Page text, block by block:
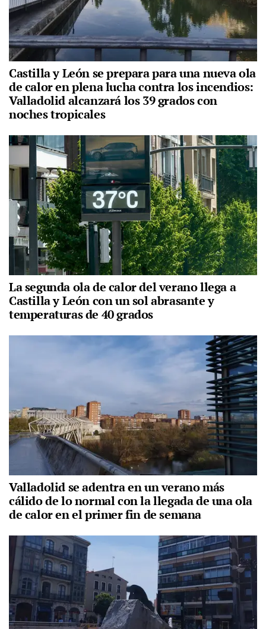
Castilla y León se prepara para una nueva ola
de calor en plena lucha contra los incendios:
Valladolid alcanzará los 39 grados con
noches tropicales
La segunda ola de calor del verano llega a
Castilla y León con un sol abrasante y
temperaturas de 40 grados
Valladolid se adentra en un verano más
cálido de lo normal con la llegada de una ola
de calor en el primer fin de semana